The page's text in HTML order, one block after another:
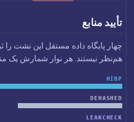
تأیید منابع
چهار پایگاه داده مستقل این نشت را
هم‌نظر نیستند. هر نوار شمارش یک
HIBP
DEHASHED
LEAKCHECK